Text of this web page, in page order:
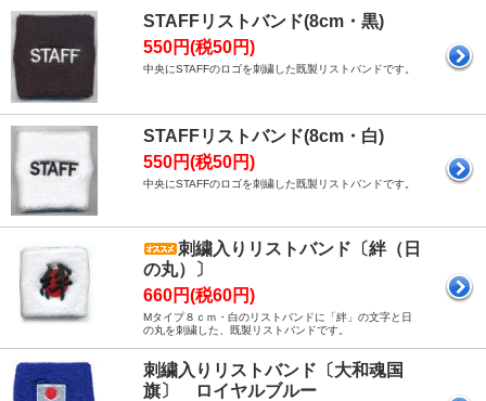
STAFFリストバンド(8cm・黒)
550円(税50円)
中央にSTAFFのロゴを刺繍した既製リストバンドです。
STAFFリストバンド(8cm・白)
550円(税50円)
中央にSTAFFのロゴを刺繍した既製リストバンドです。
刺繍入りリストバンド〔絆（日
の丸）〕
660円(税60円)
Mタイプ８ｃｍ・白のリストバンドに「絆」の文字と日
の丸を刺繍した、既製リストバンドです。
刺繍入りリストバンド〔大和魂国
旗〕 ロイヤルブルー